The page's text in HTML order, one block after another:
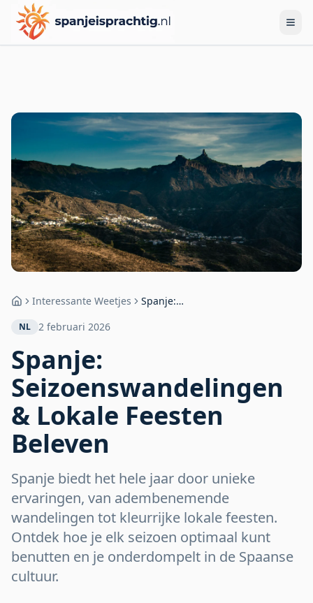
HomeInteressante Weetjes
Spanje:
NL 2 februari 2026
Spanje:
Seizoenswandelingen
& Lokale Feesten
Beleven
Spanje biedt het hele jaar door unieke
ervaringen, van adembenemende
wandelingen tot kleurrijke lokale feesten.
Ontdek hoe je elk seizoen optimaal kunt
benutten en je onderdompelt in de Spaanse
cultuur.